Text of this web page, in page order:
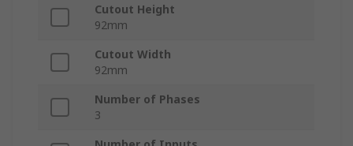
Cutout Height
92mm
Cutout Width
92mm
Number of Phases
3